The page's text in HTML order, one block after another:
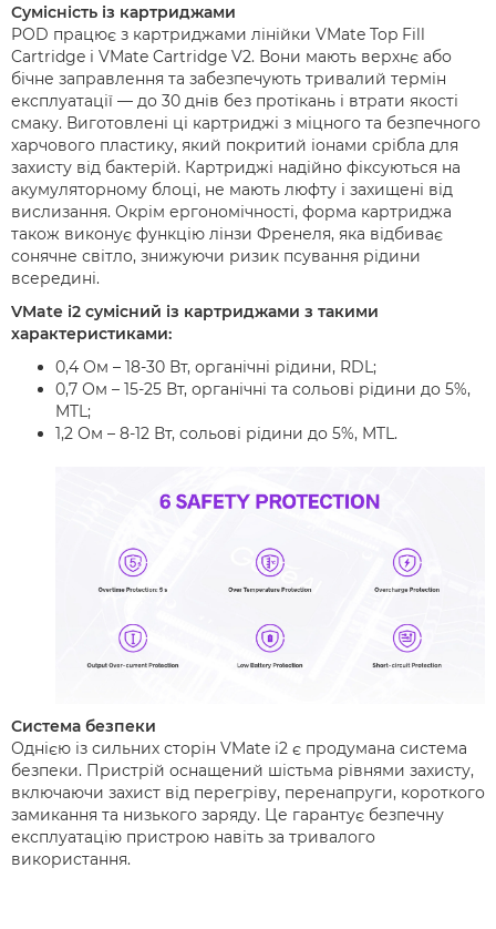
Сумісність із картриджами
POD працює з картриджами лінійки VMate Top Fill
Cartridge і VMate Cartridge V2. Вони мають верхнє або
бічне заправлення та забезпечують тривалий термін
експлуатації — до 30 днів без протікань і втрати якості
смаку. Виготовлені ці картриджі з міцного та безпечного
харчового пластику, який покритий іонами срібла для
захисту від бактерій. Картриджі надійно фіксуються на
акумуляторному блоці, не мають люфту і захищені від
вислизання. Окрім ергономічності, форма картриджа
також виконує функцію лінзи Френеля, яка відбиває
сонячне світло, знижуючи ризик псування рідини
всередині.
VMate i2 сумісний із картриджами з такими
характеристиками:
0,4 Ом – 18-30 Вт, органічні рідини, RDL;
0,7 Ом – 15-25 Вт, органічні та сольові рідини до 5%,
MTL;
1,2 Ом – 8-12 Вт, сольові рідини до 5%, MTL.
Система безпеки
Однією із сильних сторін VMate i2 є продумана система
безпеки. Пристрій оснащений шістьма рівнями захисту,
включаючи захист від перегріву, перенапруги, короткого
замикання та низького заряду. Це гарантує безпечну
експлуатацію пристрою навіть за тривалого
використання.